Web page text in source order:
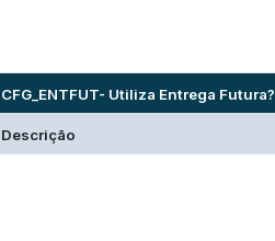
CFG_ENTFUT- Utiliza Entrega Futura?
Descrição